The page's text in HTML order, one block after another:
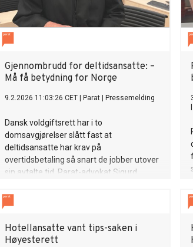
Gjennombrudd for deltidsansatte: –
Må få betydning for Norge
9.2.2026 11:03:26 CET Parat Pressemelding
Dansk voldgiftsrett har i to
domsavgjørelser slått fast at
deltidsansatte har krav på
overtidsbetaling så snart de jobber utover
sin avtalte tid. Parat-advokat Sigurd
få umiddelbare konsekvenser for norske
tunge fagmiljøer.
Hotellansatte vant tips-saken i
Høyesterett